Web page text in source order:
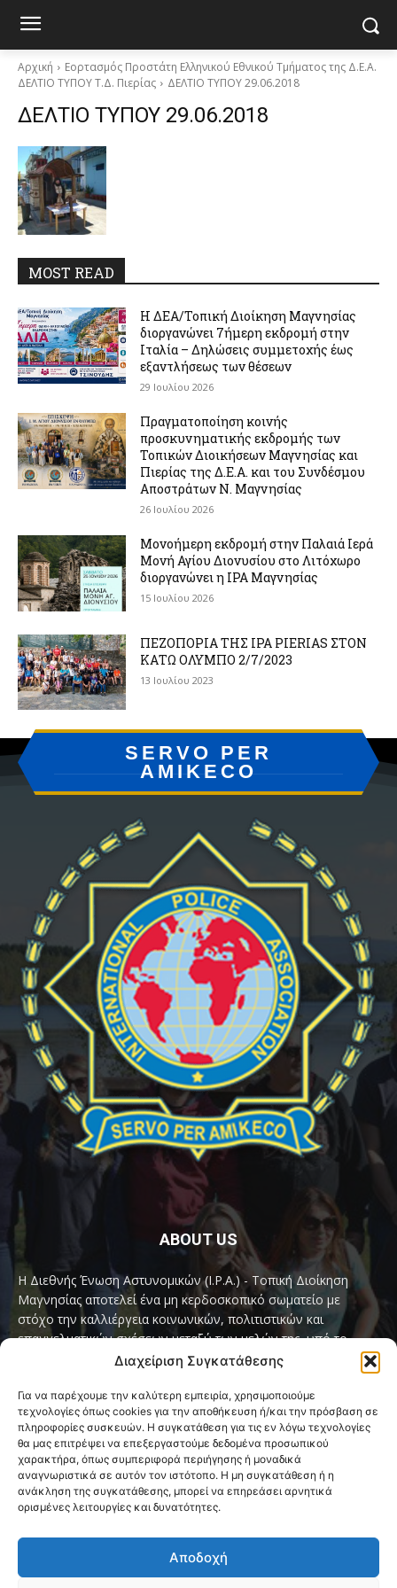
Διαχείριση Συγκατάθεσης
Για να παρέχουμε την καλύτερη εμπειρία, χρησιμοποιούμε
τεχνολογίες όπως cookies για την αποθήκευση ή/και την πρόσβαση σε
πληροφορίες συσκευών. Η συγκατάθεση για τις εν λόγω τεχνολογίες
θα μας επιτρέψει να επεξεργαστούμε δεδομένα προσωπικού
χαρακτήρα, όπως συμπεριφορά περιήγησης ή μοναδικά
αναγνωριστικά σε αυτόν τον ιστότοπο. Η μη συγκατάθεση ή η
ανάκληση της συγκατάθεσης, μπορεί να επηρεάσει αρνητικά
ορισμένες λειτουργίες και δυνατότητες.
Αποδοχή
Αρχική
Εορτασμός Προστάτη Ελληνικού Εθνικού Τμήματος της Δ.Ε.Α.
ΔΕΛΤΙΟ ΤΥΠΟΥ Τ.Δ. Πιερίας
ΔΕΛΤΙΟ ΤΥΠΟΥ 29.06.2018
ΔΕΛΤΙΟ ΤΥΠΟΥ 29.06.2018
MOST READ
Η ΔΕΑ/Τοπική Διοίκηση Μαγνησίας
διοργανώνει 7ήμερη εκδρομή στην
Ιταλία – Δηλώσεις συμμετοχής έως
εξαντλήσεως των θέσεων
29 Ιουλίου 2026
Πραγματοποίηση κοινής
προσκυνηματικής εκδρομής των
Τοπικών Διοικήσεων Μαγνησίας και
Πιερίας της Δ.Ε.Α. και του Συνδέσμου
Αποστράτων Ν. Μαγνησίας
26 Ιουλίου 2026
Μονοήμερη εκδρομή στην Παλαιά Ιερά
Μονή Αγίου Διονυσίου στο Λιτόχωρο
διοργανώνει η IPA Μαγνησίας
15 Ιουλίου 2026
ΠΕΖΟΠΟΡΙΑ ΤΗΣ IPA PIERIAS ΣΤΟΝ
ΚΑΤΩ ΟΛΥΜΠΟ 2/7/2023
13 Ιουλίου 2023
SERVO PER
AMIKECO
ABOUT US
Η Διεθνής Ένωση Αστυνομικών (I.P.A.) - Τοπική Διοίκηση
Μαγνησίας αποτελεί ένα μη κερδοσκοπικό σωματείο με
στόχο την καλλιέργεια κοινωνικών, πολιτιστικών και
επαγγελματικών σχέσεων μεταξύ των μελών της, υπό το
παγκόσμιο σύνθημα «Servo per Amikeco» (Υπηρετώ δια της
Contact us:ipamagnesia@gmail.com
FOLLOW US